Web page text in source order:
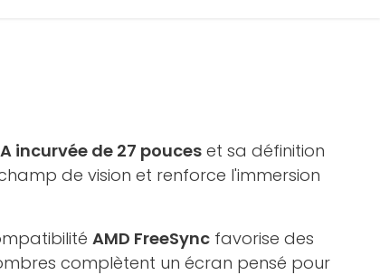
incurvée de 27 pouces et sa définition
de vision et renforce l'immersion
AMD FreeSync favorise des
complètent un écran pensé pour